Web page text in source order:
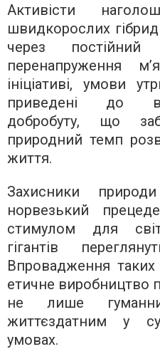
Активісти
швидкорослих
через
перенапруження
ініціативі, умови
приведені до
добробуту, що
природний темп
життя.
Захисники
норвезький
стимулом для
гігантів
Впровадження
етичне виробництво
не лише
життєздатним у
умовах.